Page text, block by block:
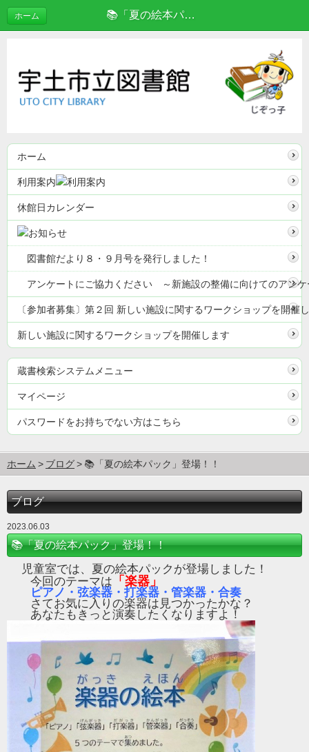
📚「夏の絵本パック」登場！！ | ブログ
ホーム
ホーム
利用案内
休館日カレンダー
図書館だより８・９月号を発行しました！
アンケートにご協力ください ～新施設の整備に向けてのアンケ
〔参加者募集〕第２回 新しい施設に関するワークショップを開催
新しい施設に関するワークショップを開催します
蔵書検索システムメニュー
マイページ
パスワードをお持ちでない方はこちら
ホーム ブログ 📚「夏の絵本パック」登場！！
ブログ
2023.06.03
📚「夏の絵本パック」登場！！
児童室では、夏の絵本パックが登場しました！
今回のテーマは 「楽器」
ピアノ・弦楽器・打楽器・管楽器・合奏
さてお気に入りの楽器は見つかったかな？
あなたもきっと演奏したくなりますよ！